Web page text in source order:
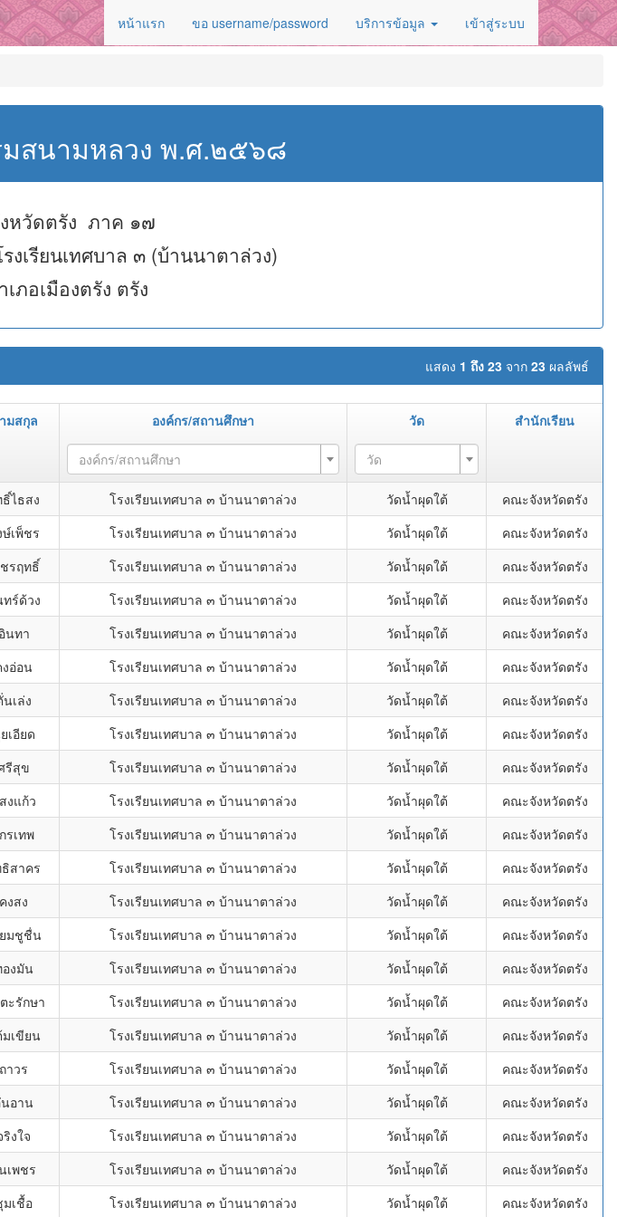
หน้าแรก ขอ username/password บริการข้อมูล เข้าสู่ระบบ
สนามหลวง พ.ศ.๒๕๖๘
หวัดตรัง ภาค ๑๗
เรียนเทศบาล ๓ (บ้านนาตาล่วง)
ภอเมืองตรัง ตรัง
แสดง 1 ถึง 23 จาก 23 ผลลัพธ์
มสกุล องค์กร/สถานศึกษา วัด สำนักเรียน
องค์กร/สถานศึกษา วัด
ไธสง โรงเรียนเทศบาล ๓ บ้านนาตาล่วง วัดน้ำผุดใต้
คณะจังหวัดตรัง
เพ็ชร โรงเรียนเทศบาล ๓ บ้านนาตาล่วง วัดน้ำผุดใต้
คณะจังหวัดตรัง
รฤทธิ์ โรงเรียนเทศบาล ๓ บ้านนาตาล่วง วัดน้ำผุดใต้
คณะจังหวัดตรัง
ร์ด้วง โรงเรียนเทศบาล ๓ บ้านนาตาล่วง วัดน้ำผุดใต้
คณะจังหวัดตรัง
นทา โรงเรียนเทศบาล ๓ บ้านนาตาล่วง วัดน้ำผุดใต้
คณะจังหวัดตรัง
อ่อน โรงเรียนเทศบาล ๓ บ้านนาตาล่วง วัดน้ำผุดใต้
คณะจังหวัดตรัง
นเล่ง โรงเรียนเทศบาล ๓ บ้านนาตาล่วง วัดน้ำผุดใต้
คณะจังหวัดตรัง
เอียด โรงเรียนเทศบาล ๓ บ้านนาตาล่วง วัดน้ำผุดใต้
คณะจังหวัดตรัง
รีสุข โรงเรียนเทศบาล ๓ บ้านนาตาล่วง วัดน้ำผุดใต้
คณะจังหวัดตรัง
งแก้ว โรงเรียนเทศบาล ๓ บ้านนาตาล่วง วัดน้ำผุดใต้
คณะจังหวัดตรัง
รเทพ โรงเรียนเทศบาล ๓ บ้านนาตาล่วง วัดน้ำผุดใต้
คณะจังหวัดตรัง
สาคร โรงเรียนเทศบาล ๓ บ้านนาตาล่วง วัดน้ำผุดใต้
คณะจังหวัดตรัง
คงสง โรงเรียนเทศบาล ๓ บ้านนาตาล่วง วัดน้ำผุดใต้
คณะจังหวัดตรัง
มชูชื่น โรงเรียนเทศบาล ๓ บ้านนาตาล่วง วัดน้ำผุดใต้
คณะจังหวัดตรัง
งมัน โรงเรียนเทศบาล ๓ บ้านนาตาล่วง วัดน้ำผุดใต้
คณะจังหวัดตรัง
ะรักษา โรงเรียนเทศบาล ๓ บ้านนาตาล่วง วัดน้ำผุดใต้
คณะจังหวัดตรัง
เขียน โรงเรียนเทศบาล ๓ บ้านนาตาล่วง วัดน้ำผุดใต้
คณะจังหวัดตรัง
ถาวร โรงเรียนเทศบาล ๓ บ้านนาตาล่วง วัดน้ำผุดใต้
คณะจังหวัดตรัง
อาน โรงเรียนเทศบาล ๓ บ้านนาตาล่วง วัดน้ำผุดใต้
คณะจังหวัดตรัง
ริงใจ โรงเรียนเทศบาล ๓ บ้านนาตาล่วง วัดน้ำผุดใต้
คณะจังหวัดตรัง
เพชร โรงเรียนเทศบาล ๓ บ้านนาตาล่วง วัดน้ำผุดใต้
คณะจังหวัดตรัง
เชื้อ โรงเรียนเทศบาล ๓ บ้านนาตาล่วง วัดน้ำผุดใต้ คณะจังหวัดตรัง